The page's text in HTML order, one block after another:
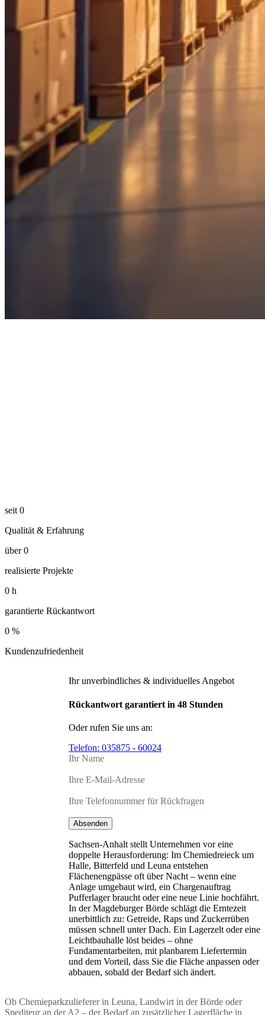
seit 0
Qualität & Erfahrung
über 0
realisierte Projekte
0 h
garantierte Rückantwort
0 %
Kundenzufriedenheit
Ihr unverbindliches & individuelles Angebot
Rückantwort garantiert in 48 Stunden
Oder rufen Sie uns an:
Telefon: 035875 - 60024
Ihr Name
Ihre E-Mail-Adresse
Ihre Telefonnummer für Rückfragen
Absenden
Sachsen-Anhalt stellt Unternehmen vor eine
doppelte Herausforderung: Im Chemiedreieck um
Halle, Bitterfeld und Leuna entstehen
Flächenengpässe oft über Nacht – wenn eine
Anlage umgebaut wird, ein Chargenauftrag
Pufferlager braucht oder eine neue Linie hochfährt.
In der Magdeburger Börde schlägt die Erntezeit
unerbittlich zu: Getreide, Raps und Zuckerrüben
müssen schnell unter Dach. Ein Lagerzelt oder eine
Leichtbauhalle löst beides – ohne
Fundamentarbeiten, mit planbarem Liefertermin
und dem Vorteil, dass Sie die Fläche anpassen oder
abbauen, sobald der Bedarf sich ändert.
Ob Chemieparkzulieferer in Leuna, Landwirt in der Börde oder
Spediteur an der A2 – der Bedarf an zusätzlicher Lagerfläche in